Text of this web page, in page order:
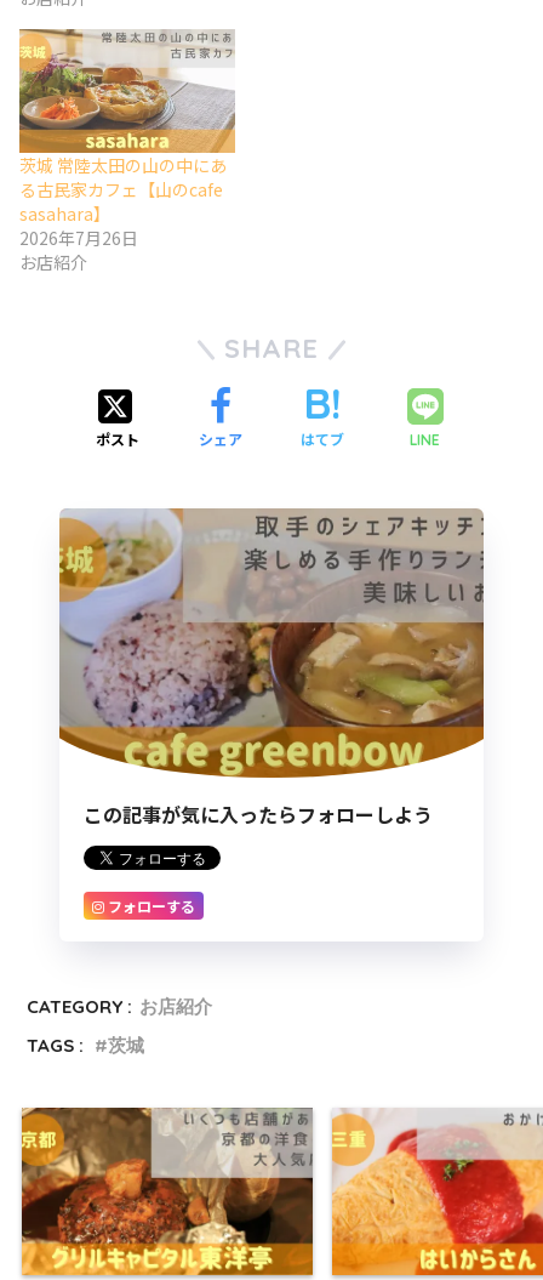
茨城 常陸太田の山の中にあ
る古民家カフェ【山のcafe
sasahara】
2026年7月26日
お店紹介
SHARE
ポスト シェア はてブ LINE
この記事が気に入ったらフォローしよう
フォローする
CATEGORY : お店紹介
TAGS :
茨城